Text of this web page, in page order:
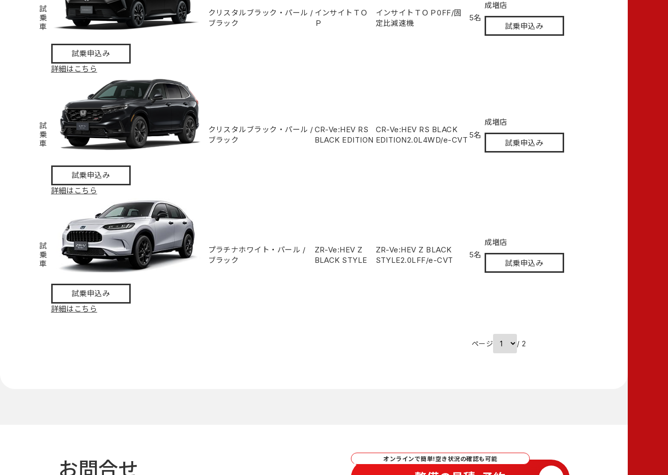
試
乗
車
試乗申込み
詳細はこちら
クリスタルブラック・パール /
ブラック
インサイトＴＯ
Ｐ
インサイトＴＯＰ0FF/固
定比減速機
5名
成増店
試乗申込み
試
乗
車
試乗申込み
詳細はこちら
クリスタルブラック・パール /
ブラック
CR-Ve:HEV RS
BLACK EDITION
CR-Ve:HEV RS BLACK
EDITION2.0L4WD/e-CVT
5名
成増店
試乗申込み
試
乗
車
試乗申込み
詳細はこちら
プラチナホワイト・パール /
ブラック
ZR-Ve:HEV Z
BLACK STYLE
ZR-Ve:HEV Z BLACK
STYLE2.0LFF/e-CVT
5名
成増店
試乗申込み
ページ / 2
お問合せ オンラインで簡単!空き状況の確認も可能